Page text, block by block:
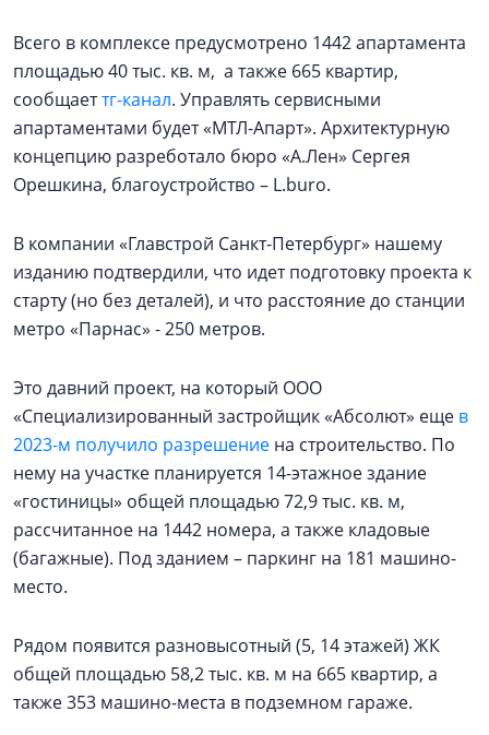
Всего в комплексе предусмотрено 1442 апартамента
площадью 40 тыс. кв. м, а также 665 квартир,
сообщаеттг-канал. Управлять сервисными
апартаментами будет «МТЛ-Апарт». Архитектурную
концепцию разреботало бюро «А.Лен» Сергея
Орешкина, благоустройство – L.buro.
В компании «Главстрой Санкт-Петербург» нашему
изданию подтвердили, что идет подготовку проекта к
старту (но без деталей), и что расстояние до станции
метро «Парнас» - 250 метров.
Это давний проект, на который ООО
«Специализированный застройщик «Абсолют» еще в
2023-м получило разрешение на строительство. По
нему на участке планируется 14-этажное здание
«гостиницы» общей площадью 72,9 тыс. кв. м,
рассчитанное на 1442 номера, а также кладовые
(багажные). Под зданием – паркинг на 181 машино-
место.
Рядом появится разновысотный (5, 14 этажей) ЖК
общей площадью 58,2 тыс. кв. м на 665 квартир, а
также 353 машино-места в подземном гараже.